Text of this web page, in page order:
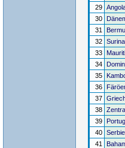
29
30
31
32
33
34
35
36
37
38
39
40
41